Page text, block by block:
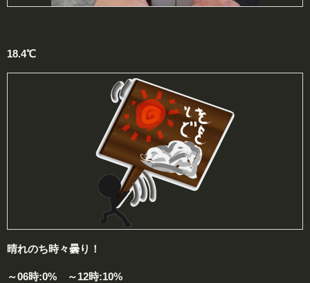
18.4℃
晴れのち時々曇り！
～06時:0% ～12時:10%